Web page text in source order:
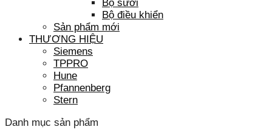
Bộ sưởi
Bộ điều khiển
Sản phẩm mới
THƯƠNG HIỆU
Siemens
TPPRO
Hune
Pfannenberg
Stern
Danh mục sản phẩm